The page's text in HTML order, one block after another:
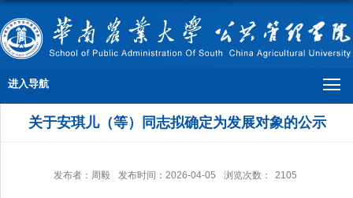
进入导航
关于安琪儿（等）同志拟确定为发展对象的公示
发布者：周毅 发布时间：2026-04-05 浏览次数： 2105